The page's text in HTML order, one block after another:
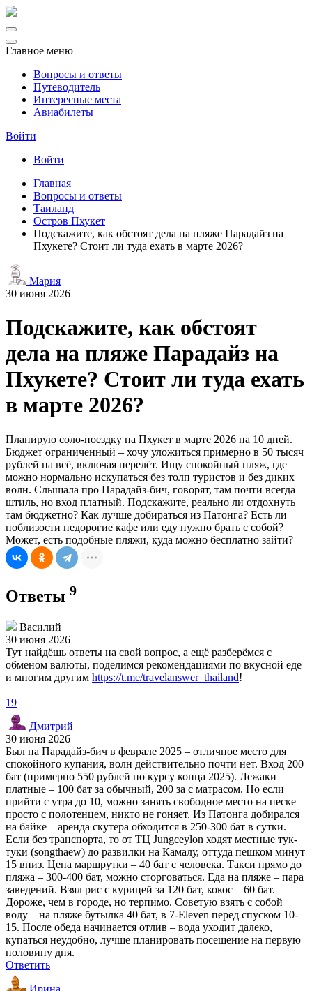
Главное меню
Вопросы и ответы
Путеводитель
Интересные места
Авиабилеты
Войти
Войти
Главная
Вопросы и ответы
Таиланд
Остров Пхукет
Подскажите, как обстоят дела на пляже Парадайз на
Пхукете? Стоит ли туда ехать в марте 2026?
Мария
30 июня 2026
Подскажите, как обстоят
дела на пляже Парадайз на
Пхукете? Стоит ли туда ехать
в марте 2026?
Планирую соло-поездку на Пхукет в марте 2026 на 10 дней.
Бюджет ограниченный – хочу уложиться примерно в 50 тысяч
рублей на всё, включая перелёт. Ищу спокойный пляж, где
можно нормально искупаться без толп туристов и без диких
волн. Слышала про Парадайз-бич, говорят, там почти всегда
штиль, но вход платный. Подскажите, реально ли отдохнуть
там бюджетно? Как лучше добираться из Патонга? Есть ли
поблизости недорогие кафе или еду нужно брать с собой?
Может, есть подобные пляжи, куда можно бесплатно зайти?
Ответы 9
Василий
30 июня 2026
Тут найдёшь ответы на свой вопрос, а ещё разберёмся с
обменом валюты, поделимся рекомендациями по вкусной еде
и многим другим https://t.me/travelanswer_thailand!
19
Дмитрий
30 июня 2026
Был на Парадайз-бич в феврале 2025 – отличное место для
спокойного купания, волн действительно почти нет. Вход 200
бат (примерно 550 рублей по курсу конца 2025). Лежаки
платные – 100 бат за обычный, 200 за с матрасом. Но если
прийти с утра до 10, можно занять свободное место на песке
просто с полотенцем, никто не гоняет. Из Патонга добирался
на байке – аренда скутера обходится в 250-300 бат в сутки.
Если без транспорта, то от ТЦ Jungceylon ходят местные тук-
туки (songthaew) до развилки на Камалу, оттуда пешком минут
15 вниз. Цена маршрутки – 40 бат с человека. Такси прямо до
пляжа – 300-400 бат, можно сторговаться. Еда на пляже – пара
заведений. Взял рис с курицей за 120 бат, кокос – 60 бат.
Дороже, чем в городе, но терпимо. Советую взять с собой
воду – на пляже бутылка 40 бат, в 7-Eleven перед спуском 10-
15. После обеда начинается отлив – вода уходит далеко,
купаться неудобно, лучше планировать посещение на первую
половину дня.
Ответить
Ирина